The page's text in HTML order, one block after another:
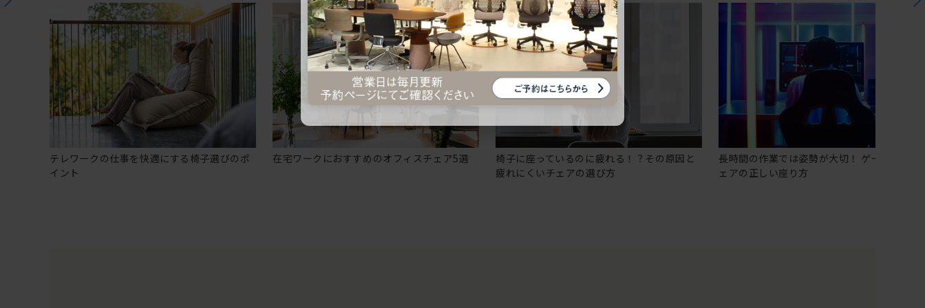
テレワークの仕事を快適にする椅子選びのポ
イント
在宅ワークにおすすめのオフィスチェア5選
椅子に座っているのに疲れる！？その原因と
疲れにくいチェアの選び方
長時間の作業では姿勢が大切！ ゲーミングチ
ェアの正しい座り方